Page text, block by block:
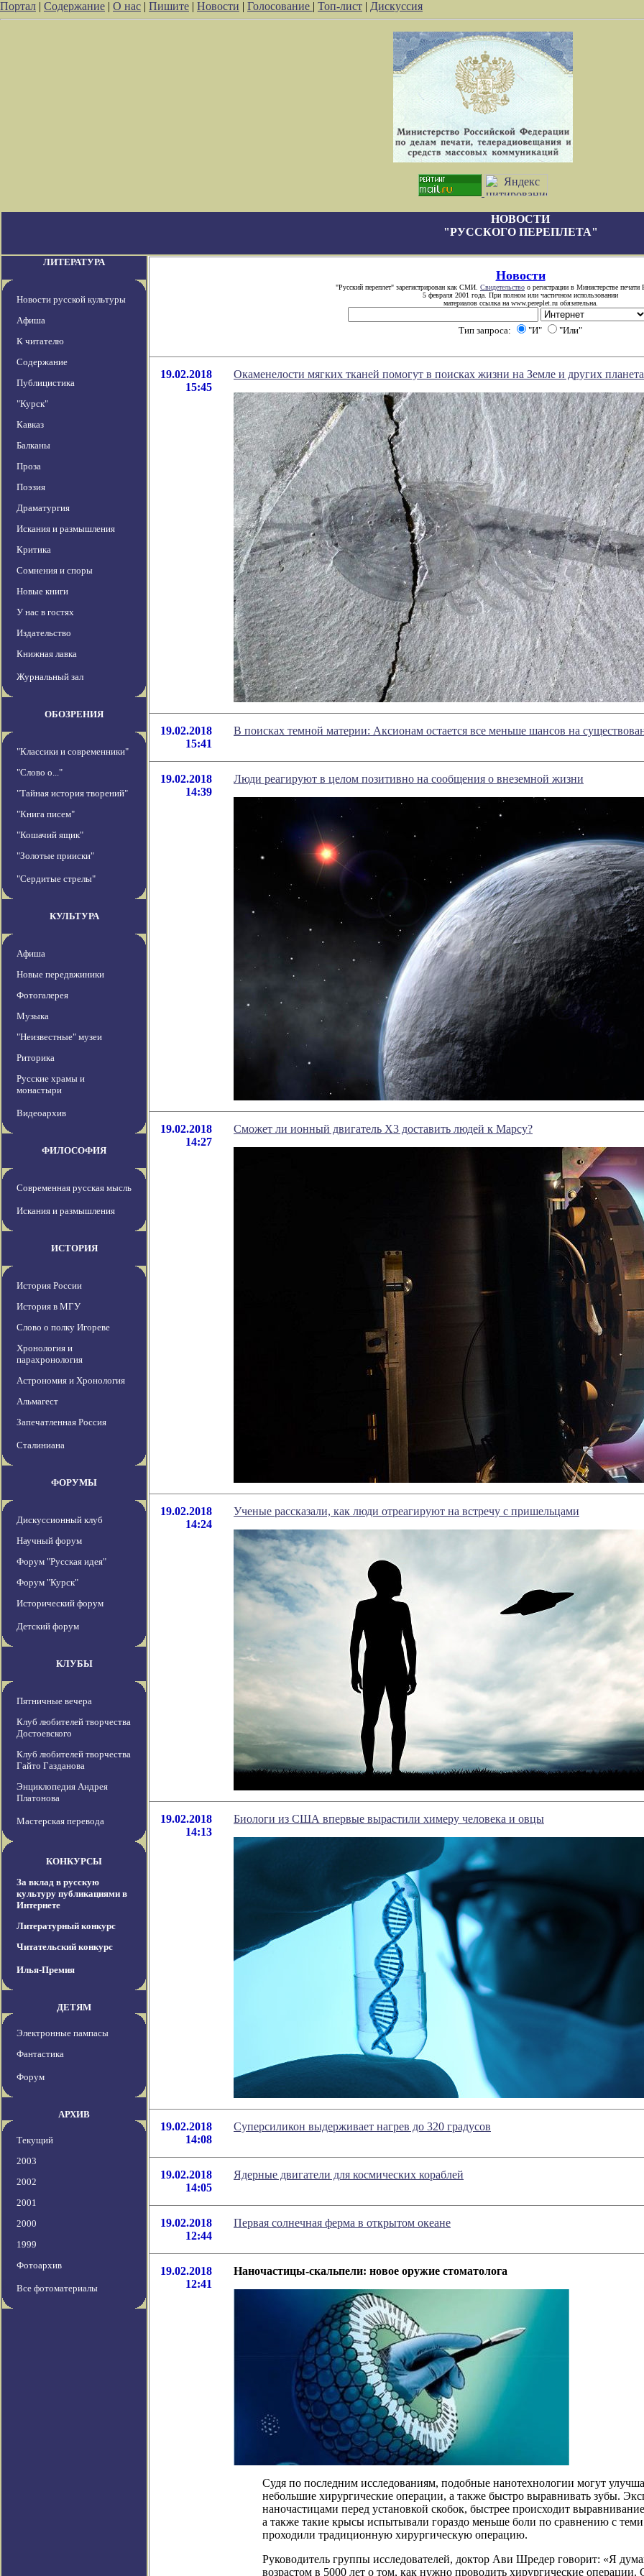
Портал | Содержание | О нас | Пишите | Новости | Голосование | Топ-лист | Дискуссия
НОВОСТИ
"РУССКОГО ПЕРЕПЛЕТА"
ЛИТЕРАТУРА
Новости русской культуры
Афиша
К читателю
Содержание
Публицистика
"Курск"
Кавказ
Балканы
Проза
Поэзия
Драматургия
Искания и размышления
Критика
Сомнения и споры
Новые книги
У нас в гостях
Издательство
Книжная лавка
Журнальный зал
ОБОЗРЕНИЯ
"Классики и современники"
"Слово о..."
"Тайная история творений"
"Книга писем"
"Кошачий ящик"
"Золотые прииски"
"Сердитые стрелы"
КУЛЬТУРА
Афиша
Новые передвжиники
Фотогалерея
Музыка
"Неизвестные" музеи
Риторика
Русские храмы и
монастыри
Видеоархив
ФИЛОСОФИЯ
Современная русская мысль
Искания и размышления
ИСТОРИЯ
История России
История в МГУ
Слово о полку Игореве
Хронология и
парахронология
Астрономия и Хронология
Альмагест
Запечатленная Россия
Сталиниана
ФОРУМЫ
Дискуссионный клуб
Научный форум
Форум "Русская идея"
Форум "Курск"
Исторический форум
Детский форум
КЛУБЫ
Пятничные вечера
Клуб любителей творчества
Достоевского
Клуб любителей творчества
Гайто Газданова
Энциклопедия Андрея
Платонова
Мастерская перевода
КОНКУРСЫ
За вклад в русскую
культуру публикациями в
Интернете
Литературный конкурс
Читательский конкурс
Илья-Премия
ДЕТЯМ
Электронные пампасы
Фантастика
Форум
АРХИВ
Текущий
2003
2002
2001
2000
1999
Фотоархив
Все фотоматериалы
Новости
"Русский переплет" зарегистрирован как СМИ. Свидетельство о регистрации в Министерстве
5 февраля 2001 года. При полном или частичном использовании
материалов ссылка на www.pereplet.ru обязательна.
Тип запроса: "И" "Или"
19.02.2018
15:45
Окаменелости мягких тканей помогут в поисках жизни на Земле и других
19.02.2018
15:41
В поисках темной материи: Аксионам остается все меньше шансов на
19.02.2018
14:39
Люди реагируют в целом позитивно на сообщения о внеземной жизни
19.02.2018
14:27
Сможет ли ионный двигатель X3 доставить людей к Марсу?
19.02.2018
14:24
Ученые рассказали, как люди отреагируют на встречу с пришельцами
19.02.2018
14:13
Биологи из США впервые вырастили химеру человека и овцы
19.02.2018
14:08
Суперсиликон выдерживает нагрев до 320 градусов
19.02.2018
14:05
Ядерные двигатели для космических кораблей
19.02.2018
12:44
Первая солнечная ферма в открытом океане
19.02.2018
12:41
Наночастицы-скальпели: новое оружие стоматолога
Судя по последним исследованиям, подобные нанотехнологии могут
небольшие хирургические операции, а также быстро выравнивать зубы.
наночастицами перед установкой скобок, быстрее происходит
а также такие крысы испытывали гораздо меньше боли по сравнению с
проходили традиционную хирургическую операцию.
Руководитель группы исследователей, доктор Ави Шредер говорит: «Я
возрастом в 5000 лет о том, как нужно проводить хирургические